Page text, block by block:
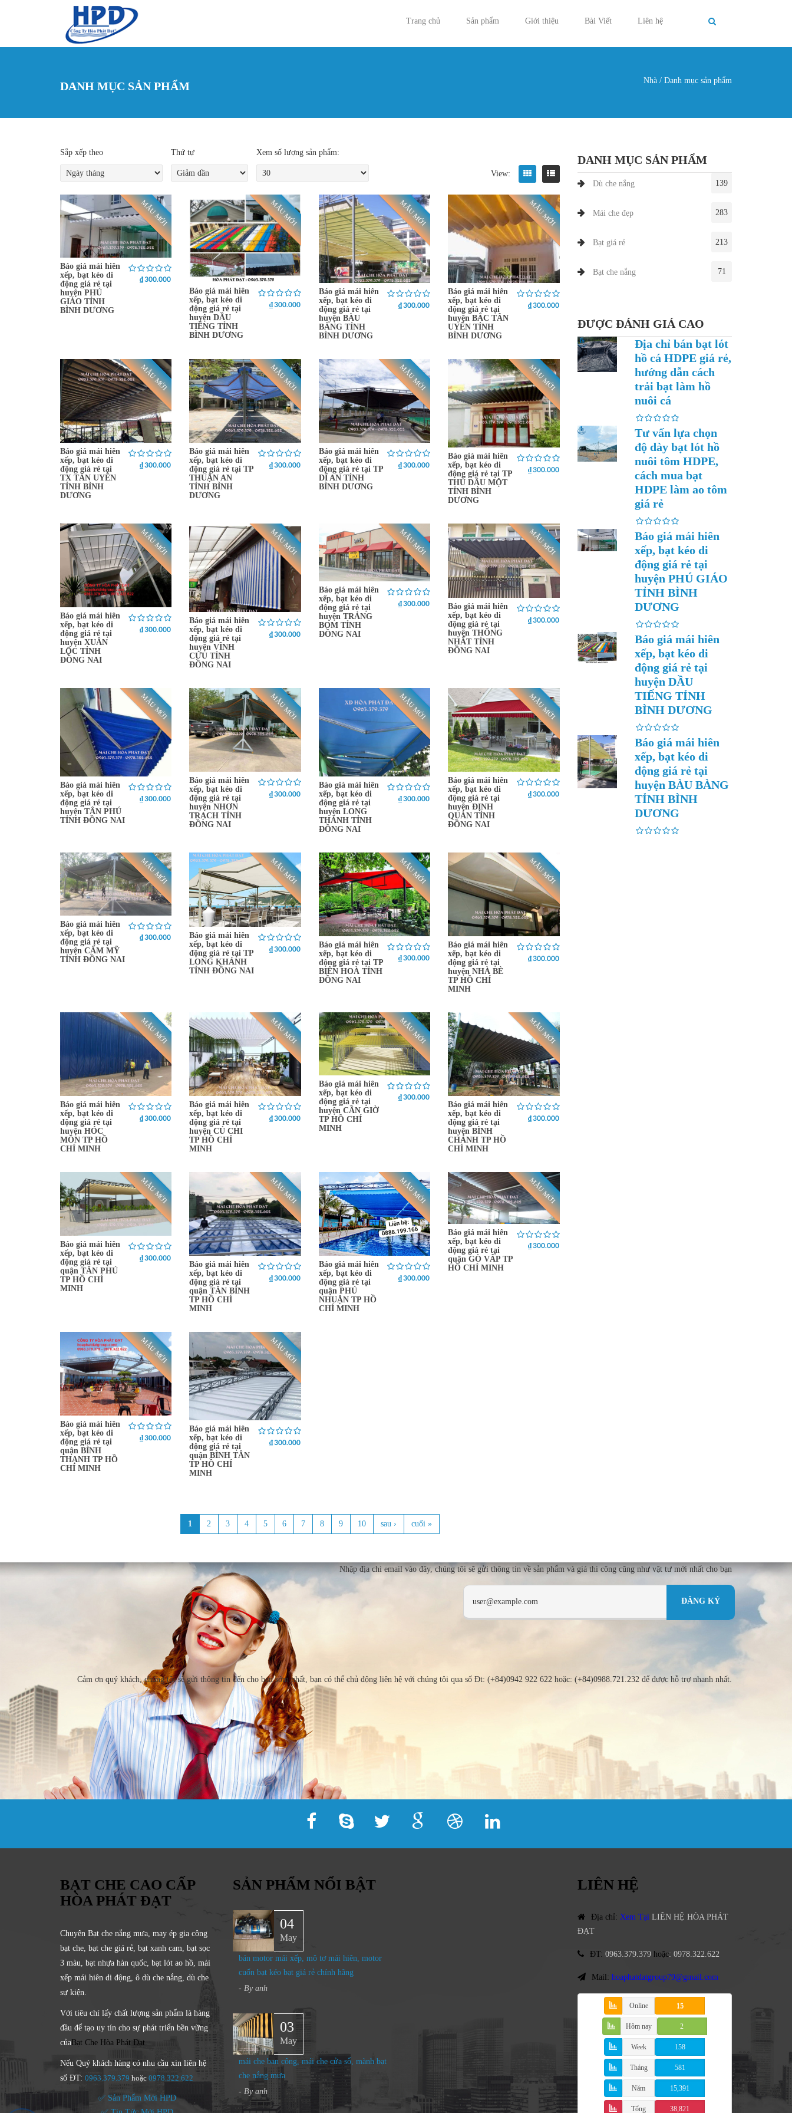
Trang chủ
Sản phẩm Giới thiệu Bài Viết Liên hệ
DANH MỤC SẢN PHẨM Nhà / Danh mục sản phẩm
View:
Sắp xếp theo Thứ tự Xem số lượng sản phẩm:
MẪU MỚI
Báo giá mái hiên
xếp, bạt kéo di
động giá rẻ tại
huyện PHÚ
GIÁO TỈNH
BÌNH DƯƠNG
₫ 300.000
MẪU MỚI
Báo giá mái hiên
xếp, bạt kéo di
động giá rẻ tại
huyện DẦU
TIẾNG TỈNH
BÌNH DƯƠNG
₫ 300.000
MẪU MỚI
Báo giá mái hiên
xếp, bạt kéo di
động giá rẻ tại
huyện BÀU
BÀNG TỈNH
BÌNH DƯƠNG
₫ 300.000
MẪU MỚI
Báo giá mái hiên
xếp, bạt kéo di
động giá rẻ tại
huyện BẮC TÂN
UYÊN TỈNH
BÌNH DƯƠNG
₫ 300.000
MẪU MỚI
Báo giá mái hiên
xếp, bạt kéo di
động giá rẻ tại
TX TÂN UYÊN
TỈNH BÌNH
DƯƠNG
₫ 300.000
MẪU MỚI
Báo giá mái hiên
xếp, bạt kéo di
động giá rẻ tại TP
THUẬN AN
TỈNH BÌNH
DƯƠNG
₫ 300.000
MẪU MỚI
Báo giá mái hiên
xếp, bạt kéo di
động giá rẻ tại TP
DĨ AN TỈNH
BÌNH DƯƠNG
₫ 300.000
MẪU MỚI
Báo giá mái hiên
xếp, bạt kéo di
động giá rẻ tại TP
THỦ DẦU MỘT
TỈNH BÌNH
DƯƠNG
₫ 300.000
MẪU MỚI
Báo giá mái hiên
xếp, bạt kéo di
động giá rẻ tại
huyện XUÂN
LỘC TỈNH
ĐỒNG NAI
₫ 300.000
MẪU MỚI
Báo giá mái hiên
xếp, bạt kéo di
động giá rẻ tại
huyện VĨNH
CỬU TỈNH
ĐỒNG NAI
₫ 300.000
MẪU MỚI
Báo giá mái hiên
xếp, bạt kéo di
động giá rẻ tại
huyện TRẢNG
BOM TỈNH
ĐỒNG NAI
₫ 300.000
MẪU MỚI
Báo giá mái hiên
xếp, bạt kéo di
động giá rẻ tại
huyện THỐNG
NHẤT TỈNH
ĐỒNG NAI
₫ 300.000
MẪU MỚI
Báo giá mái hiên
xếp, bạt kéo di
động giá rẻ tại
huyện TÂN PHÚ
TỈNH ĐỒNG NAI
₫ 300.000
MẪU MỚI
Báo giá mái hiên
xếp, bạt kéo di
động giá rẻ tại
huyện NHƠN
TRẠCH TỈNH
ĐỒNG NAI
₫ 300.000
MẪU MỚI
Báo giá mái hiên
xếp, bạt kéo di
động giá rẻ tại
huyện LONG
THÀNH TỈNH
ĐỒNG NAI
₫ 300.000
MẪU MỚI
Báo giá mái hiên
xếp, bạt kéo di
động giá rẻ tại
huyện ĐỊNH
QUÁN TỈNH
ĐỒNG NAI
₫ 300.000
MẪU MỚI
Báo giá mái hiên
xếp, bạt kéo di
động giá rẻ tại
huyện CẨM MỸ
TỈNH ĐỒNG NAI
₫ 300.000
MẪU MỚI
Báo giá mái hiên
xếp, bạt kéo di
động giá rẻ tại TP
LONG KHÁNH
TỈNH ĐỒNG NAI
₫ 300.000
MẪU MỚI
Báo giá mái hiên
xếp, bạt kéo di
động giá rẻ tại TP
BIÊN HOÀ TỈNH
ĐỒNG NAI
₫ 300.000
MẪU MỚI
Báo giá mái hiên
xếp, bạt kéo di
động giá rẻ tại
huyện NHÀ BÈ
TP HỒ CHÍ
MINH
₫ 300.000
MẪU MỚI
Báo giá mái hiên
xếp, bạt kéo di
động giá rẻ tại
huyện HÓC
MÔN TP HỒ
CHÍ MINH
₫ 300.000
MẪU MỚI
Báo giá mái hiên
xếp, bạt kéo di
động giá rẻ tại
huyện CỦ CHI
TP HỒ CHÍ
MINH
₫ 300.000
MẪU MỚI
Báo giá mái hiên
xếp, bạt kéo di
động giá rẻ tại
huyện CẦN GIỜ
TP HỒ CHÍ
MINH
₫ 300.000
MẪU MỚI
Báo giá mái hiên
xếp, bạt kéo di
động giá rẻ tại
huyện BÌNH
CHÁNH TP HỒ
CHÍ MINH
₫ 300.000
MẪU MỚI
Báo giá mái hiên
xếp, bạt kéo di
động giá rẻ tại
quận TÂN PHÚ
TP HỒ CHÍ
MINH
₫ 300.000
MẪU MỚI
Báo giá mái hiên
xếp, bạt kéo di
động giá rẻ tại
quận TÂN BÌNH
TP HỒ CHÍ
MINH
₫ 300.000
MẪU MỚI
Báo giá mái hiên
xếp, bạt kéo di
động giá rẻ tại
quận PHÚ
NHUẬN TP HỒ
CHÍ MINH
₫ 300.000
MẪU MỚI
Báo giá mái hiên
xếp, bạt kéo di
động giá rẻ tại
quận GÒ VẤP TP
HỒ CHÍ MINH
₫ 300.000
MẪU MỚI
Báo giá mái hiên
xếp, bạt kéo di
động giá rẻ tại
quận BÌNH
THẠNH TP HỒ
CHÍ MINH
₫ 300.000
MẪU MỚI
Báo giá mái hiên
xếp, bạt kéo di
động giá rẻ tại
quận BÌNH TÂN
TP HỒ CHÍ
MINH
₫ 300.000
1 2 3 4 5 6 7 8 9 10 sau › cuối »
DANH MỤC SẢN PHẨM
Dù che nắng 139
Mái che đẹp 283
Bạt giá rẻ 213
Bạt che nắng 71
ĐƯỢC ĐÁNH GIÁ CAO
Địa chỉ bán bạt lót
hồ cá HDPE giá rẻ,
hướng dẫn cách
trải bạt làm hồ
nuôi cá
Tư vấn lựa chọn
độ dày bạt lót hồ
nuôi tôm HDPE,
cách mua bạt
HDPE làm ao tôm
giá rẻ
Báo giá mái hiên
xếp, bạt kéo di
động giá rẻ tại
huyện PHÚ GIÁO
TỈNH BÌNH
DƯƠNG
Báo giá mái hiên
xếp, bạt kéo di
động giá rẻ tại
huyện DẦU
TIẾNG TỈNH
BÌNH DƯƠNG
Báo giá mái hiên
xếp, bạt kéo di
động giá rẻ tại
huyện BÀU BÀNG
TỈNH BÌNH
DƯƠNG
Nhập địa chi email vào đây, chúng tôi sẽ gửi thông tin về sản phẩm và giá thi công cũng như vật tư mới nhất cho bạn
Cảm ơn quý khách, chúng tôi sẽ gửi thông tin đến cho bạn sớm nhất, bạn có thể chủ động liên hệ với chúng tôi qua số Đt: (+84)0942 922 622 hoặc: (+84)0988.721.232 để được hỗ trợ nhanh nhất.
BẠT CHE CAO CẤP
HÒA PHÁT ĐẠT
Chuyên Bạt che nắng mưa, may ép gia công
bạt che, bạt che giá rẻ, bạt xanh cam, bạt sọc
3 màu, bạt nhựa hàn quốc, bạt lót ao hồ, mái
xếp mái hiên di động, ô dù che nắng, dù che
sự kiện.
Với tiêu chí lấy chất lượng sản phẩm là hàng
đầu để tạo uy tín cho sự phát triển bền vững
củaBạt Che Hòa Phát Đạt.
Nếu Quý khách hàng có nhu cầu xin liên hệ
số ĐT: 0963.379.379 hoặc 0978.322.622
✅ Sản Phẩm Mới HPD
SẢN PHẨM NỔI BẬT
04
May
bán motor mái xếp, mô tơ mái hiên, motor
cuốn bạt kéo bạt giá rẻ chính hãng
- By anh
03
May
mái che ban công, mái che cửa sổ, mành bạt
che nắng mưa
- By anh
LIÊN HỆ
Địa chỉ: Xem Tại LIÊN HỆ HÒA PHÁT
ĐẠT
ĐT: 0963.379.379 hoặc: 0978.322.622
Mail: hoaphatdatgroup79@gmail.com
Online 15
Hôm nay 2
Week 158
Tháng 581
Năm 15,391
Tổng 38,821